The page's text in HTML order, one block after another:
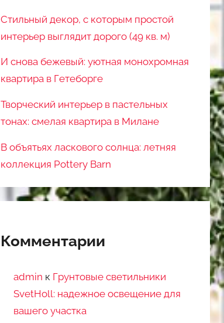
Стильный декор, с которым простой
интерьер выглядит дорого (49 кв. м)
И снова бежевый: уютная монохромная
квартира в Гетеборге
Творческий интерьер в пастельных
тонах: смелая квартира в Милане
В объятьях ласкового солнца: летняя
коллекция Pottery Barn
Комментарии
admin к Грунтовые светильники
SvetHoll: надежное освещение для
вашего участка